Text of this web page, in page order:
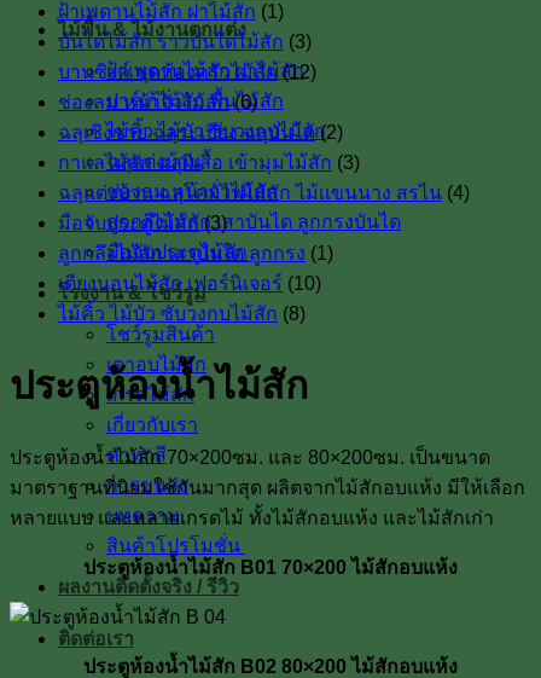
ไม้พื้น & ไม้งานตกแต่ง
ฝ้าเพดานไม้สัก ฝาไม้สัก
ปาร์เก้ไม้สัก พื้นไม้สัก
ไม้คิ้ว ไม้บัว ซับวงกบไม้สัก
ฉลุแต่งบ้าน
ช่องลม หน้าจั่วไม้สัก
ลูกกลึงไม้สัก เสาบันได ลูกกรงบันได
มือจับประตูไม้สัก
โรงงาน & โชว์รูม
โชว์รูมสินค้า
เตาอบไม้สัก
เกรดไม้สัก
เกี่ยวกับเรา
ค่าทำสี
การขนส่ง
บทความ
สินค้าโปรโมชั่น
ผลงานติดตั้งจริง / รีวิว
ติดต่อเรา
ฝ้าเพดานไม้สัก ฝาไม้สัก (1)
บันไดไม้สัก ราวบันไดไม้สัก (3)
บานซิงค์ ชุดห้องครัวไม้สัก (12)
ช่องลม หน้าจั่วไม้สัก (6)
ฉลุเชิงชาย ฉลุระเบียง ฉลุบันได (2)
กาแลไม้สัก ฉลุผีเสื้อ เข้ามุมไม้สัก (3)
ฉลุแต่งบ้าน ฉลุโคมไฟไม้สัก ไม้เเขนนาง สรไน (4)
มือจับประตูไม้สัก (3)
ลูกกลึงไม้สัก เสาบันใด ลูกกรง (1)
เตียงนอนไม้สัก เฟอร์นิเจอร์ (10)
ไม้คิ้ว ไม้บัว ซับวงกบไม้สัก (8)
ประตูห้องน้ำไม้สัก
ประตูห้องน้ำไม้สัก 70×200ซม. และ 80×200ซม. เป็นขนาด
มาตราฐานที่นิยมใช้กันมากสุด ผลิตจากไม้สักอบแห้ง มีให้เลือก
หลายแบบ และหลายเกรดไม้ ทั้งไม้สักอบแห้ง และไม้สักเก่า
ประตูห้องน้ำไม้สัก B01 70×200 ไม้สักอบแห้ง
ประตูห้องน้ำไม้สัก B02 80×200 ไม้สักอบแห้ง